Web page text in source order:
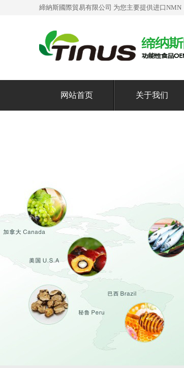
締納斯國際貿易有限公司 为您主要提供进口NMN
网站首页 关于我们